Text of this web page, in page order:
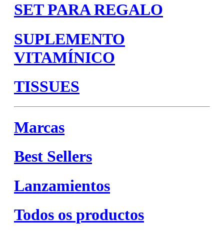
SET PARA REGALO
SUPLEMENTO
VITAMÍNICO
TISSUES
Marcas
Best Sellers
Lanzamientos
Todos os productos